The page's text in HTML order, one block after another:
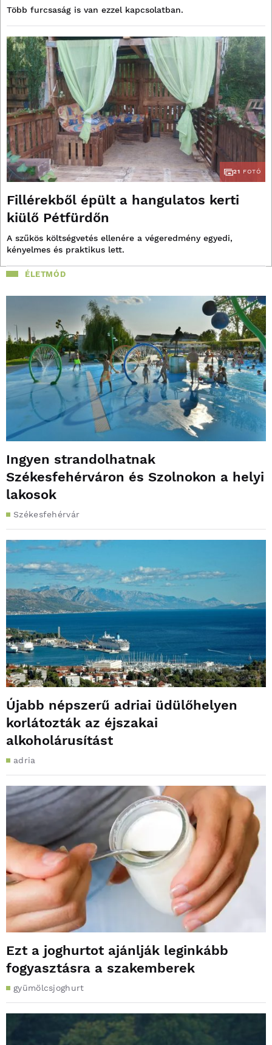
Több furcsaság is van ezzel kapcsolatban.
21 FOTÓ
Fillérekből épült a hangulatos kerti
kiülő Pétfürdőn
A szűkös költségvetés ellenére a végeredmény egyedi,
kényelmes és praktikus lett.
ÉLETMÓD
Ingyen strandolhatnak
Székesfehérváron és Szolnokon a helyi
lakosok
Székesfehérvár
Újabb népszerű adriai üdülőhelyen
korlátozták az éjszakai
alkoholárusítást
adria
Ezt a joghurtot ajánlják leginkább
fogyasztásra a szakemberek
gyümölcsjoghurt